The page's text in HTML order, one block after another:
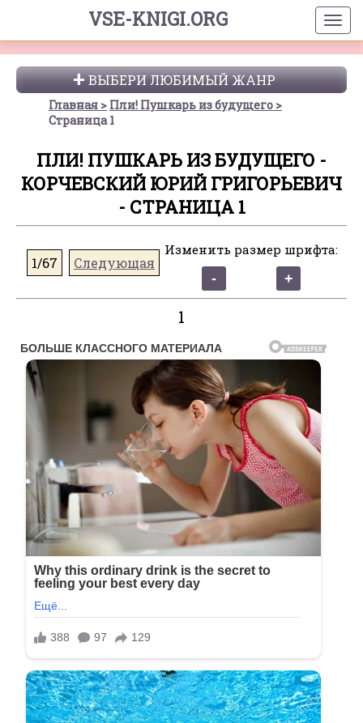
VSE-KNIGI.ORG
ВЫБЕРИ ЛЮБИМЫЙ ЖАНР
Главная
Пли! Пушкарь из будущего
Страница 1
ПЛИ! ПУШКАРЬ ИЗ БУДУЩЕГО -
КОРЧЕВСКИЙ ЮРИЙ ГРИГОРЬЕВИЧ
- СТРАНИЦА 1
1/67 Следующая
Изменить размер шрифта:
1